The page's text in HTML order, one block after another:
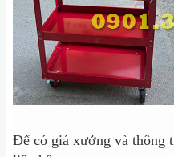
Để có giá xưởng và thông